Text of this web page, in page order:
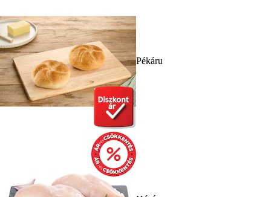
Pékáru